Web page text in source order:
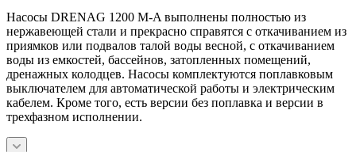
Насосы DRENAG 1200 M-A выполнены полностью из
нержавеющей стали и прекрасно справятся с откачиванием из
приямков или подвалов талой воды весной, с откачиванием
воды из емкостей, бассейнов, затопленных помещений,
дренажных колодцев. Насосы комплектуются поплавковым
выключателем для автоматической работы и электрическим
кабелем. Кроме того, есть версии без поплавка и версии в
трехфазном исполнении.